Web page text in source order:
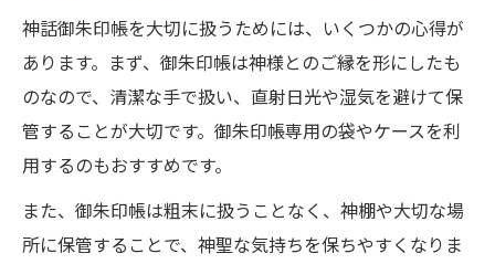
神話御朱印帳を大切に扱うためには、いくつかの心得が
あります。まず、御朱印帳は神様とのご縁を形にしたも
のなので、清潔な手で扱い、直射日光や湿気を避けて保
管することが大切です。御朱印帳専用の袋やケースを利
用するのもおすすめです。
また、御朱印帳は粗末に扱うことなく、神棚や大切な場
所に保管することで、神聖な気持ちを保ちやすくなりま